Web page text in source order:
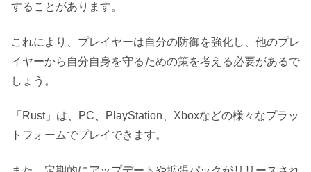
することがあります。
これにより、プレイヤーは自分の防御を強化し、他のプレ
イヤーから自分自身を守るための策を考える必要があるで
しょう。
「Rust」は、PC、PlayStation、Xboxなどの様々なプラッ
トフォームでプレイできます。